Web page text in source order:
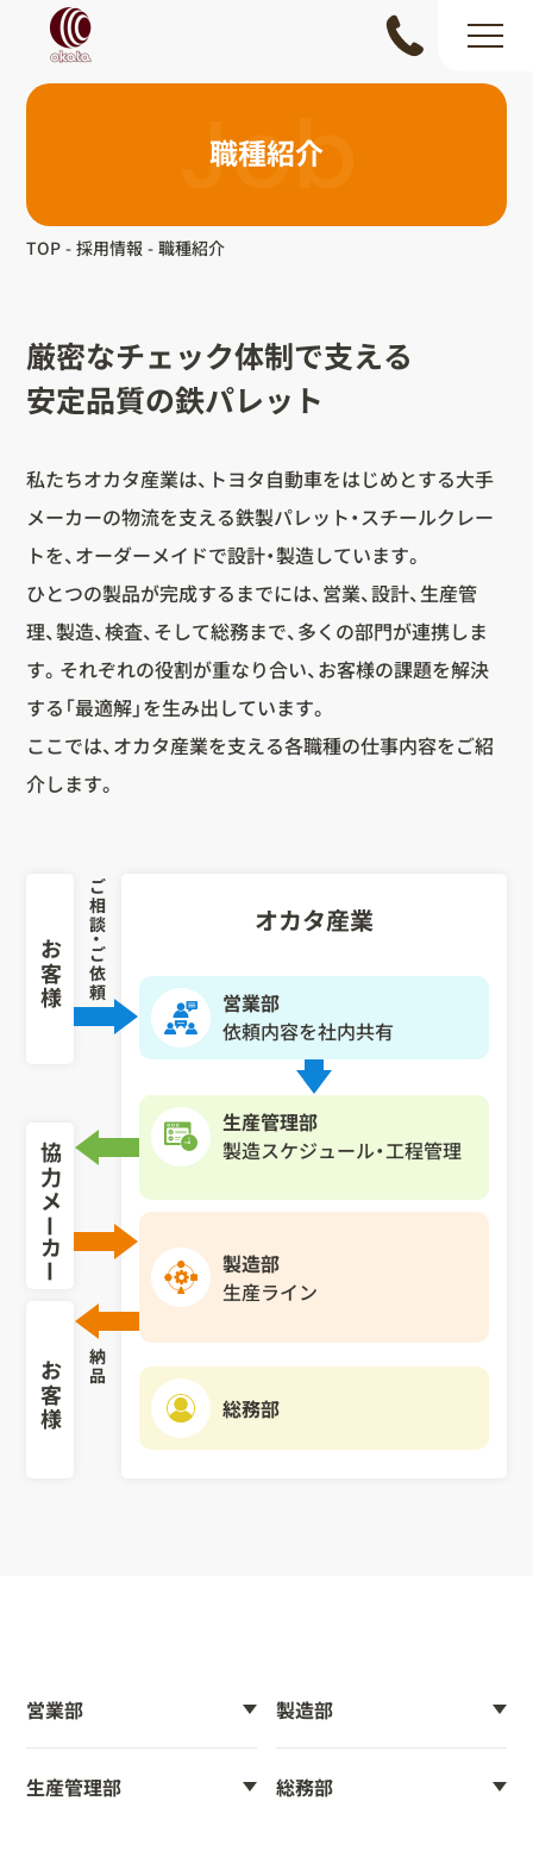
Job
職種紹介
TOP 採用情報 職種紹介
厳密なチェック体制で支える
安定品質の鉄パレット
私たちオカタ産業は、トヨタ自動車をはじめとする大手
メーカーの物流を支える鉄製パレット・スチールクレー
トを、オーダーメイドで設計・製造しています。
ひとつの製品が完成するまでには、営業、設計、生産管
理、製造、検査、そして総務まで、多くの部門が連携しま
す。それぞれの役割が重なり合い、お客様の課題を解決
する「最適解」を生み出しています。
ここでは、オカタ産業を支える各職種の仕事内容をご紹
介します。
お客様
協力メ
カ
お客様
ご相談・ご依頼
納品
オカタ産業
営業部
依頼内容を社内共有
生産管理部
製造スケジュール・工程管理
製造部
生産ライン
総務部
営業部
生産管理部
製造部
総務部